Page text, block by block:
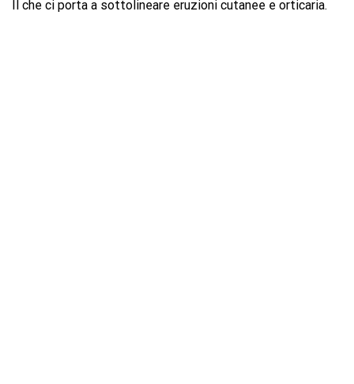
Il che ci porta a sottolineare eruzioni cutanee e orticaria.